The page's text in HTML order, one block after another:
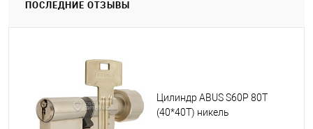
ПОСЛЕДНИЕ ОТЗЫВЫ
Цилиндр ABUS S60P 80T
(40*40T) никель